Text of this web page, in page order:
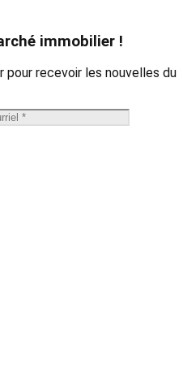
immobilier !
recevoir les nouvelles du